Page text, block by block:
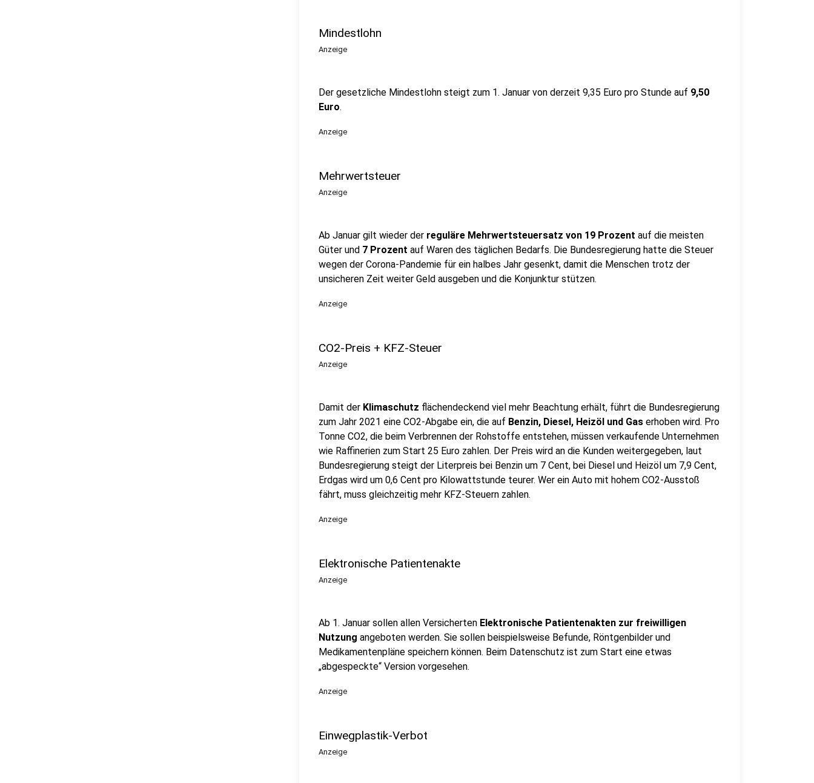
Mindestlohn
Anzeige
Der gesetzliche Mindestlohn steigt zum 1. Januar von derzeit 9,35 Euro pro Stunde auf 9,50
Euro.
Anzeige
Mehrwertsteuer
Anzeige
Ab Januar gilt wieder der reguläre Mehrwertsteuersatz von 19 Prozent auf die meisten
Güter und 7 Prozent auf Waren des täglichen Bedarfs. Die Bundesregierung hatte die Steuer
wegen der Corona-Pandemie für ein halbes Jahr gesenkt, damit die Menschen trotz der
unsicheren Zeit weiter Geld ausgeben und die Konjunktur stützen.
Anzeige
CO2-Preis + KFZ-Steuer
Anzeige
Damit der Klimaschutz flächendeckend viel mehr Beachtung erhält, führt die Bundesregierung
zum Jahr 2021 eine CO2-Abgabe ein, die auf Benzin, Diesel, Heizöl und Gas erhoben wird. Pro
Tonne CO2, die beim Verbrennen der Rohstoffe entstehen, müssen verkaufende Unternehmen
wie Raffinerien zum Start 25 Euro zahlen. Der Preis wird an die Kunden weitergegeben, laut
Bundesregierung steigt der Literpreis bei Benzin um 7 Cent, bei Diesel und Heizöl um 7,9 Cent,
Erdgas wird um 0,6 Cent pro Kilowattstunde teurer. Wer ein Auto mit hohem CO2-Ausstoß
fährt, muss gleichzeitig mehr KFZ-Steuern zahlen.
Anzeige
Elektronische Patientenakte
Anzeige
Ab 1. Januar sollen allen Versicherten Elektronische Patientenakten zur freiwilligen
Nutzung angeboten werden. Sie sollen beispielsweise Befunde, Röntgenbilder und
Medikamentenpläne speichern können. Beim Datenschutz ist zum Start eine etwas
„abgespeckte“ Version vorgesehen.
Anzeige
Einwegplastik-Verbot
Anzeige